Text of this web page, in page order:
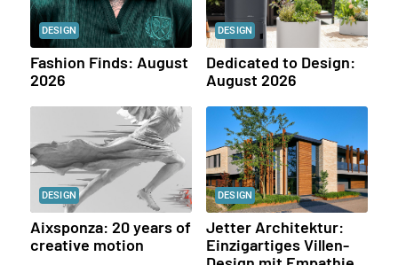
DESIGN
Fashion Finds: August
2026
DESIGN
Dedicated to Design:
August 2026
DESIGN
Aixsponza: 20 years of
creative motion
DESIGN
Jetter Architektur:
Einzigartiges Villen-